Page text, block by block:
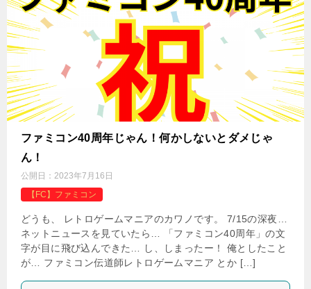
ファミコン40周年じゃん！何かしないとダメじゃ
ん！
公開日： 2023年7月16日
【FC】ファミコン
どうも、 レトロゲームマニアのカワノです。 7/15の深夜…
ネットニュースを見ていたら… 「ファミコン40周年」の文
字が目に飛び込んできた… し、しまったー！ 俺としたこと
が… ファミコン伝道師レトロゲームマニア とか […]